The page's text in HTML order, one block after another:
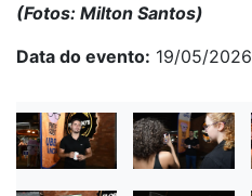
(Fotos: Milton Santos)
Data do evento 19/05/2026